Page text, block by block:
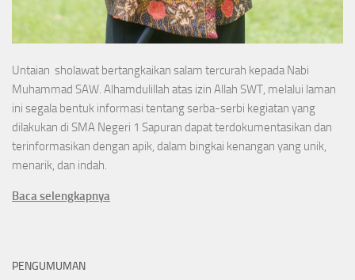
Untaian sholawat bertangkaikan salam tercurah kepada Nabi
Muhammad SAW. Alhamdulillah atas izin Allah SWT, melalui laman
ini segala bentuk informasi tentang serba-serbi kegiatan yang
dilakukan di SMA Negeri 1 Sapuran dapat terdokumentasikan dan
terinformasikan dengan apik, dalam bingkai kenangan yang unik,
menarik, dan indah.
Baca selengkapnya
PENGUMUMAN